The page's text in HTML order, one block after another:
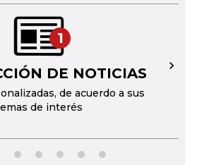
1
DE NOTICIAS
de acuerdo a sus
de interés
→